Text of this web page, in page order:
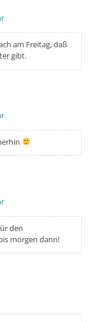
am Freitag, daß
gibt.
den
morgen dann!